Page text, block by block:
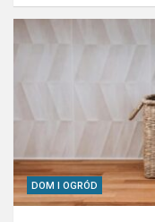
DOM I OGRÓD